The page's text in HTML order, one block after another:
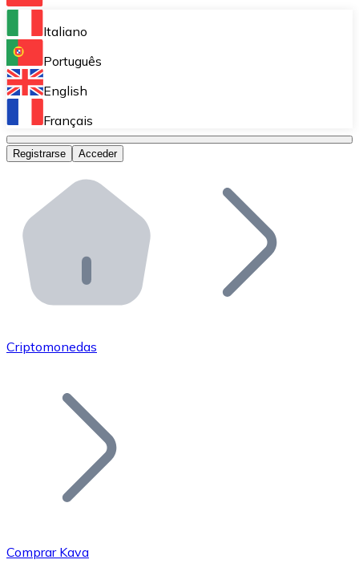
Bitnovo Ramp
Integra nuestra solución en tu plataforma.
Bitnovo Giftcards
Bitnovo OTC
Bitnovo ATM
Integra un ATM Bitnovo en tu negocio y permite que
Bitnovo API
Integra nuestra API en tu ecosistema.
Únete a nuestra red de distribuidores.
Añade tu proyecto a nuestro ecosistema.
Italiano
Português
English
Français
Registrarse Acceder
Criptomonedas
Comprar Kava